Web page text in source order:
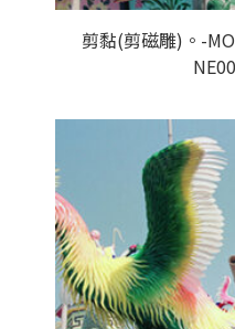
剪黏(剪磁雕)。-